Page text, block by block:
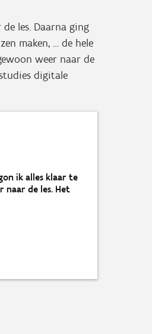
les. Daarna ging
maken, … de hele
weer naar de
digitale
ik alles klaar te
naar de les. Het